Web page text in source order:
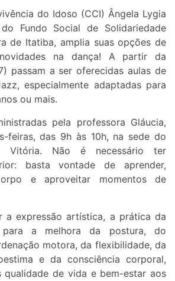
do Idoso (CCI) Ângela Lygia
Fundo Social de Solidariedade
de Itatiba, amplia suas opções de
na dança! A partir da
passam a ser oferecidas aulas de
especialmente adaptadas para
ou mais.
pela professora Gláucia,
feiras, das 9h às 10h, na sede do
Vitória. Não é necessário ter
basta vontade de aprender,
e aproveitar momentos de
a expressão artística, a prática da
para a melhora da postura, do
motora, da flexibilidade, da
e da consciência corporal,
qualidade de vida e bem-estar aos